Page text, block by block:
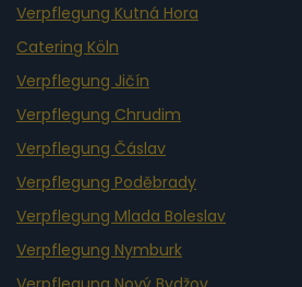
Verpflegung Kutná Hora
Catering Köln
Verpflegung Jičín
Verpflegung Chrudim
Verpflegung Čáslav
Verpflegung Poděbrady
Verpflegung Mlada Boleslav
Verpflegung Nymburk